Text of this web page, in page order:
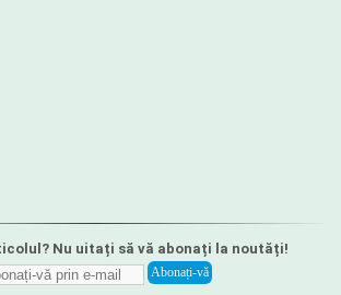
Nu uitați să vă abonați la noutăți!